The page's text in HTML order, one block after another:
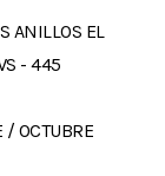
ANILLOS EL
- 445
/ OCTUBRE